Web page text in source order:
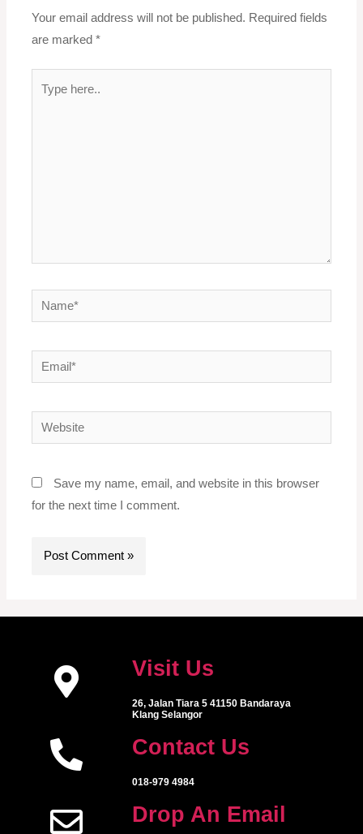
Your email address will not be published. Required fields
are marked*
Save my name, email, and website in this browser
for the next time I comment.
Visit Us
26, Jalan Tiara 5 41150 Bandaraya
Klang Selangor
Contact Us
018-979 4984
Drop An Email